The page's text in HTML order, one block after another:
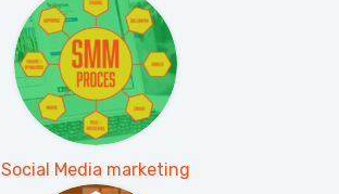
Social Media marketing